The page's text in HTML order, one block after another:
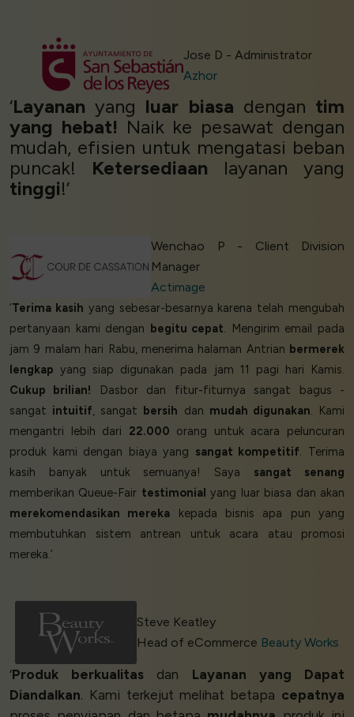
Jose D - Administrator
Azhor
‘Layanan yang luar biasa dengan tim
yang hebat! Naik ke pesawat dengan
mudah, efisien untuk mengatasi beban
puncak! Ketersediaan layanan yang
tinggi!’
Wenchao P - Client Division
Manager
Actimage
‘Terima kasih yang sebesar-besarnya karena telah mengubah
pertanyaan kami dengan begitu cepat. Mengirim email pada
jam 9 malam hari Rabu, menerima halaman Antrian bermerek
lengkap yang siap digunakan pada jam 11 pagi hari Kamis.
Cukup brilian! Dasbor dan fitur-fiturnya sangat bagus -
sangat intuitif, sangat bersih dan mudah digunakan. Kami
mengantri lebih dari 22.000 orang untuk acara peluncuran
produk kami dengan biaya yang sangat kompetitif. Terima
kasih banyak untuk semuanya! Saya sangat senang
memberikan Queue-Fair testimonial yang luar biasa dan akan
merekomendasikan mereka kepada bisnis apa pun yang
membutuhkan sistem antrean untuk acara atau promosi
mereka.’
Steve Keatley
Head of eCommerce Beauty Works
‘Produk berkualitas dan Layanan yang Dapat
Diandalkan. Kami terkejut melihat betapa cepatnya